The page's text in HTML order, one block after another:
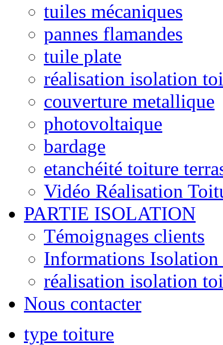
tuiles mécaniques
pannes flamandes
tuile plate
réalisation isolation
couverture metallique
photovoltaique
bardage
etanchéité toiture
Vidéo Réalisation
PARTIE ISOLATION
Témoignages clients
Informations
réalisation isolation
Nous contacter
type toiture